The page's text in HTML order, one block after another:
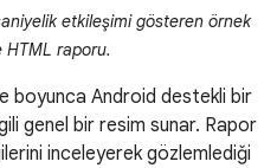
etkileşimi gösteren örnek
HTML raporu.
boyunca Android destekli bir
genel bir resim sunar. Rapor
inceleyerek gözlemlediği